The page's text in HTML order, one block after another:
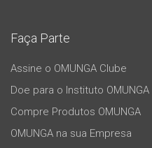
Faça Parte
Assine o OMUNGA Clube
Doe para o Instituto OMUNGA
Compre Produtos OMUNGA
OMUNGA na sua Empresa